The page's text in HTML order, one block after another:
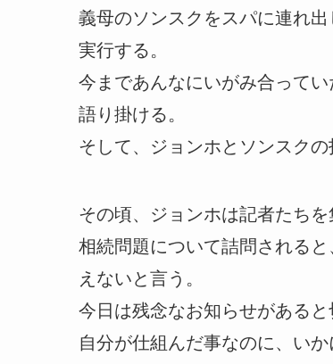
義母のソンスクをスパに連れ
実行する。
今まであんなにいがみ合って
語り掛ける。
そして、ジョンホとソンスク
その頃、ジョンホは記者たち
相続問題について詰問される
えないと言う。
今日は残念なお知らせがある
自分が仕組んだ事なのに、い